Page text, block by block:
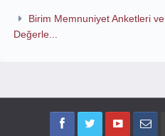
Birim Memnuniyet Anketleri ve
Değerle...